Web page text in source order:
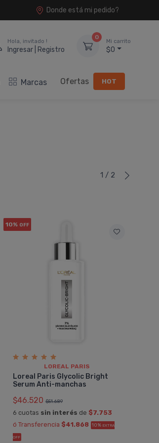
Donde está mi pedido?
Hola, invitado !
Ingresar | Registro
0
Mi carrito
$0
Marcas Ofertas HOT
1 / 2
10% OFF
LOREAL PARIS
Loreal Paris Glycolic Bright
Serum Anti-manchas
$46.520 $51.689
6 cuotas sin interés de $7.753
ó Transferencia $41.868 10% EXTRA
OFF